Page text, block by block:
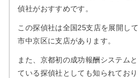
偵社がおすすめです。
この探偵社は全国25支店を展開し
市中京区に支店があります。
また、京都初の成功報酬システム
ている探偵社としても知られてお